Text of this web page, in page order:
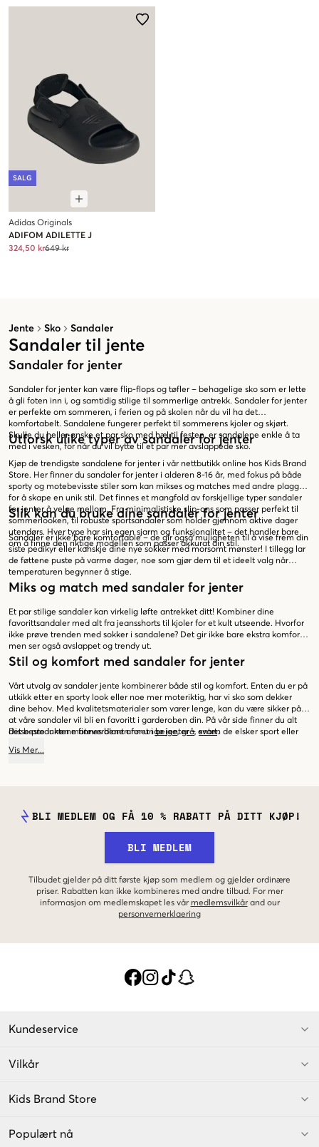
Jente Sko Sandaler
Sandaler til jente
Sandaler for jenter
Sandaler for jenter kan være flip-flops og tøfler – behagelige sko som er lette
å gli foten inn i, og samtidig stilige til sommerlige antrekk. Sandaler for jenter
er perfekte om sommeren, i ferien og på skolen når du vil ha det
komfortabelt. Sandalene fungerer perfekt til sommerens kjoler og skjørt.
Skulle du heller ønske et par sko med hæl til festen, er sandalene enkle å ta
med i vesken, for når du vil bytte til et par mer avslappede sko.
Utforsk ulike typer av sandaler for jenter
Kjøp de trendigste sandalene for jenter i vår nettbutikk online hos Kids Brand
Store. Her finner du sandaler for jenter i alderen 8-16 år, med fokus på både
sporty og motebevisste stiler som kan mikses og matches med andre plagg
for å skape en unik stil. Det finnes et mangfold av forskjellige typer sandaler
for jenter å velge mellom. Fra minimalistiske slip-ons som passer perfekt til
sommerlooken, til robuste sportsandaler som holder gjennom aktive dager
utendørs. Hver type har sin egen sjarm og funksjonalitet – det handler bare
om å finne den riktige modellen som passer akkurat din stil.
Slik kan du bruke dine sandaler for jenter
Sandaler er ikke bare komfortable – de gir også muligheten til å vise frem din
siste pedikyr eller kanskje dine nye sokker med morsomt mønster! I tillegg lar
de føttene puste på varme dager, noe som gjør dem til et ideelt valg når
temperaturen begynner å stige.
Miks og match med sandaler for jenter
Et par stilige sandaler kan virkelig løfte antrekket ditt! Kombiner dine
favorittsandaler med alt fra jeansshorts til kjoler for et kult utseende. Hvorfor
ikke prøve trenden med sokker i sandalene? Det gir ikke bare ekstra komfort,
men ser også avslappet og trendy ut.
Stil og komfort med sandaler for jenter
Vårt utvalg av sandaler jente kombinerer både stil og komfort. Enten du er på
utkikk etter en sporty look eller noe mer moteriktig, har vi sko som dekker
dine behov. Med kvalitetsmaterialer som varer lenge, kan du være sikker på
at våre sandaler vil bli en favoritt i garderoben din. På vår side finner du alt
det beste innen moteverdenen for unge jenter – enten de elsker sport eller
fantastiske sko!
Disse produktene finnes blant annet ibeige,grå,svart.
Vis Mer...
SALG
Adidas Originals
ADIFOM ADILETTE J
324,50 kr649 kr
BLI MEDLEM OG FÅ 10 % RABATT PÅ DITT KJØP!
BLI MEDLEM
Tilbudet gjelder på ditt første kjøp som medlem og gjelder ordinære
priser. Rabatten kan ikke kombineres med andre tilbud. For mer
informasjon om medlemskapet les vår medlemsvilkår and our
personvernerklaering
Kundeservice
Vilkår
Kids Brand Store
Populært nå